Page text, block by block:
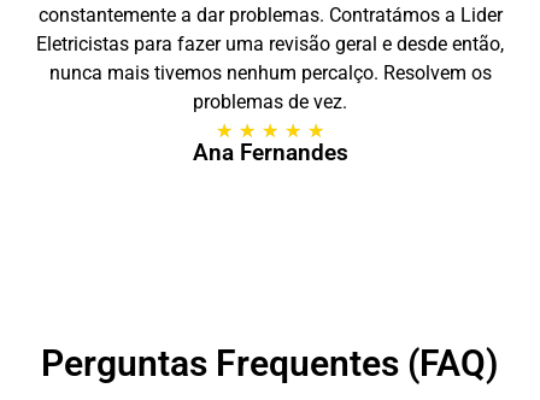
constantemente a dar problemas. Contratámos a Lider
Eletricistas para fazer uma revisão geral e desde então,
nunca mais tivemos nenhum percalço. Resolvem os
problemas de vez.
★ ★ ★ ★ ★
Ana Fernandes
Perguntas Frequentes (FAQ)